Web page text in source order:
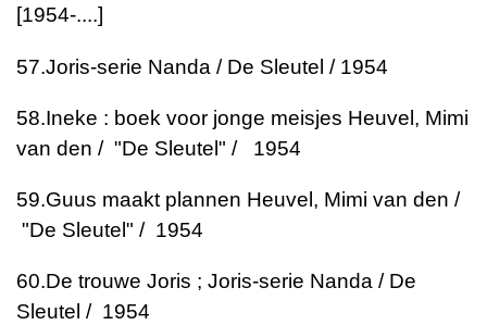
[1954-....]
57.Joris-serie Nanda / De Sleutel / 1954
58.Ineke : boek voor jonge meisjes Heuvel, Mimi
van den / "De Sleutel" / 1954
59.Guus maakt plannen Heuvel, Mimi van den /
"De Sleutel" / 1954
60.De trouwe Joris ; Joris-serie Nanda / De
Sleutel / 1954